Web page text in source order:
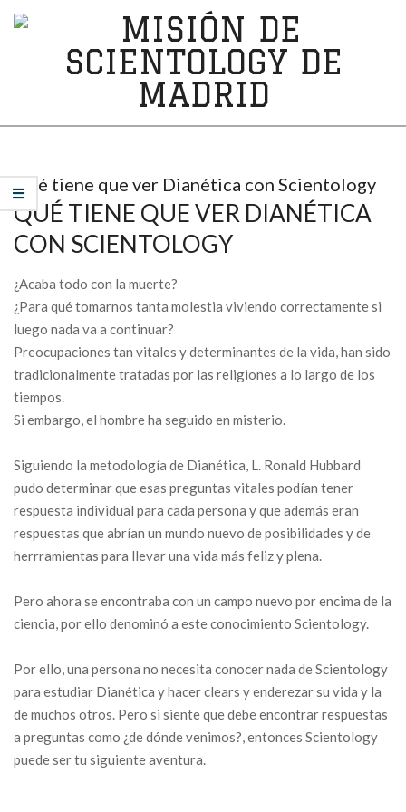
Skip
MISIÓN
SCIENTOLOGY
DE
MADRID
Menu
Qué tiene que ver Dianética con Scientology
QUÉ TIENE QUE VER DIANÉTICA
CON SCIENTOLOGY
¿Acaba todo con la muerte?
¿Para qué tomarnos tanta molestia viviendo correctamente si
luego nada va a continuar?
Preocupaciones tan vitales y determinantes de la vida, han sido
tradicionalmente tratadas por las religiones a lo largo de los
tiempos.
Si embargo, el hombre ha seguido en misterio.
Siguiendo la metodología de Dianética, L. Ronald Hubbard
pudo determinar que esas preguntas vitales podían tener
respuesta individual para cada persona y que además eran
respuestas que abrían un mundo nuevo de posibilidades y de
herrramientas para llevar una vida más feliz y plena.
Pero ahora se encontraba con un campo nuevo por encima de la
ciencia, por ello denominó a este conocimiento Scientology.
Por ello, una persona no necesita conocer nada de Scientology
para estudiar Dianética y hacer clears y enderezar su vida y la
de muchos otros. Pero si siente que debe encontrar respuestas
a preguntas como ¿de dónde venimos?, entonces Scientology
puede ser tu siguiente aventura.